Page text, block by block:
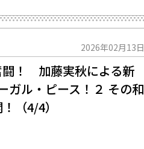
2026年02月13日
闘！ 加藤実秋による新
ガル・ピース！２ その和
（4/4）